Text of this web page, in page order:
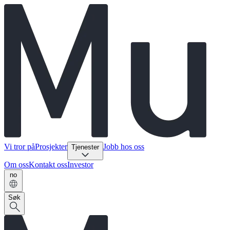
Vi tror påProsjekter Tjenester Jobb hos oss
Om ossKontakt ossInvestor
no
Søk